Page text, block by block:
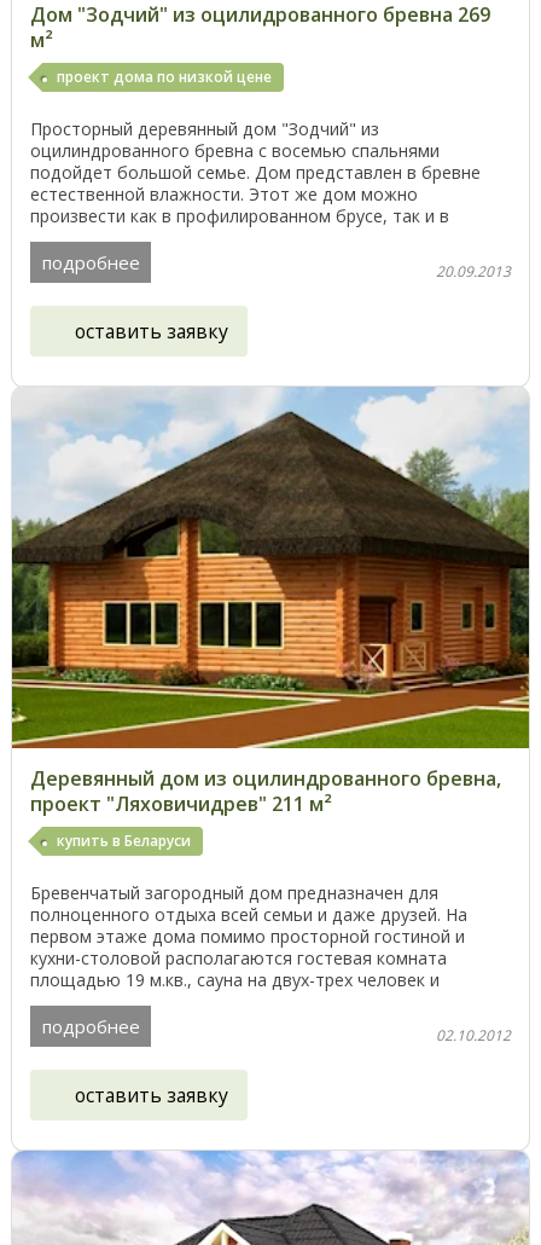
Дом "Зодчий" из оцилидрованного бревна 269
м²
проект дома по низкой цене
Просторный деревянный дом "Зодчий" из
оцилиндрованного бревна с восемью спальнями
подойдет большой семье. Дом представлен в бревне
естественной влажности. Этот же дом можно
произвести как в профилированном брусе, так и в
клееном брусе. Сейчас ...
подробнее 20.09.2013
оставить заявку
Деревянный дом из оцилиндрованного бревна,
проект "Ляховичидрев" 211 м²
купить в Беларуси
Бревенчатый загородный дом предназначен для
полноценного отдыха всей семьи и даже друзей. На
первом этаже дома помимо просторной гостиной и
кухни-столовой располагаются гостевая комната
площадью 19 м.кв., сауна на двух-трех человек и
санузел. Второй ...
подробнее 02.10.2012
оставить заявку